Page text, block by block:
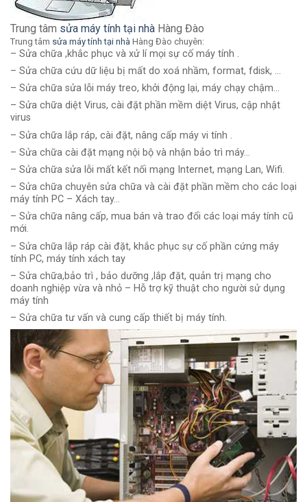
Trung tâm sửa máy tính tại nhà Hàng Đào
Trung tâm sửa máy tính tại nhà Hàng Đào chuyên:
– Sửa chữa ,khắc phục và xử lí mọi sự cố máy tính .
– Sửa chữa cứu dữ liệu bị mất do xoá nhầm, format, fdisk, …
– Sửa chữa sửa lỗi máy treo, khởi động lại, máy chạy chậm…
– Sửa chữa diệt Virus, cài đặt phần mềm diệt Virus, cập nhật
virus
– Sửa chữa lắp ráp, cài đặt, nâng cấp máy vi tính .
– Sửa chữa cài đặt mạng nội bộ và nhận bảo trì máy…
– Sửa chữa sửa lỗi mất kết nối mạng Internet, mạng Lan, Wifi.
– Sửa chữa chuyên sửa chữa và cài đặt phần mềm cho các loại
máy tính PC – Xách tay…
– Sửa chữa nâng cấp, mua bán và trao đổi các loại máy tính cũ
mới.
– Sửa chữa lắp ráp cài đặt, khắc phục sự cố phần cứng máy
tính PC, máy tính xách tay
– Sửa chữa,bảo trì , bảo dưỡng ,lắp đặt, quản trị mạng cho
doanh nghiệp vừa và nhỏ – Hỗ trợ kỹ thuật cho người sử dụng
máy tính
– Sửa chữa tư vấn và cung cấp thiết bị máy tính.